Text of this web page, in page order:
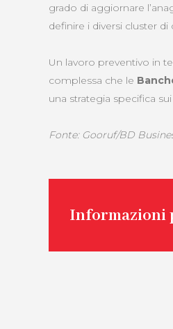
grado di aggiornare
definire i diversi cluster
Un lavoro preventivo in
complessa che le
una strategia specifica
Fonte: Gooruf/BD
Informazioni